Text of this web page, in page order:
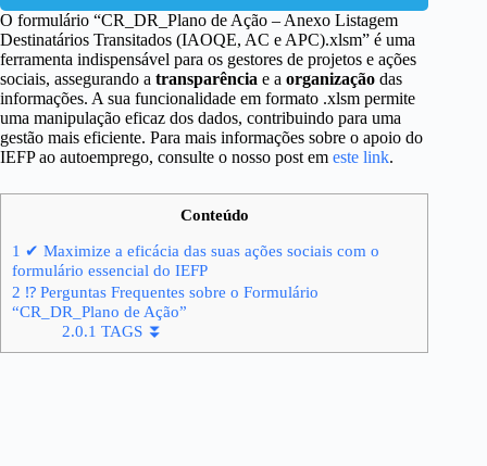
O formulário “CR_DR_Plano de Ação – Anexo Listagem
Destinatários Transitados (IAOQE, AC e APC).xlsm” é uma
ferramenta indispensável para os gestores de projetos e ações
sociais, assegurando a transparência e a organização das
informações. A sua funcionalidade em formato .xlsm permite
uma manipulação eficaz dos dados, contribuindo para uma
gestão mais eficiente. Para mais informações sobre o apoio do
IEFP ao autoemprego, consulte o nosso post em este link.
Conteúdo
1 ✔ Maximize a eficácia das suas ações sociais com o
formulário essencial do IEFP
2 ⁉ Perguntas Frequentes sobre o Formulário
“CR_DR_Plano de Ação”
2.0.1 TAGS ⏬